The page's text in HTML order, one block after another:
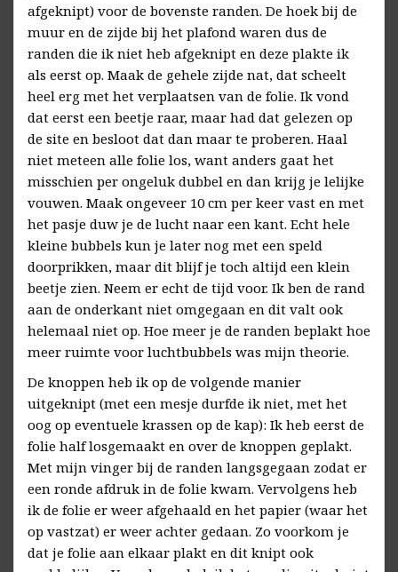
afgeknipt) voor de bovenste randen. De hoek bij de
muur en de zijde bij het plafond waren dus de
randen die ik niet heb afgeknipt en deze plakte ik
als eerst op. Maak de gehele zijde nat, dat scheelt
heel erg met het verplaatsen van de folie. Ik vond
dat eerst een beetje raar, maar had dat gelezen op
de site en besloot dat dan maar te proberen. Haal
niet meteen alle folie los, want anders gaat het
misschien per ongeluk dubbel en dan krijg je lelijke
vouwen. Maak ongeveer 10 cm per keer vast en met
het pasje duw je de lucht naar een kant. Echt hele
kleine bubbels kun je later nog met een speld
doorprikken, maar dit blijf je toch altijd een klein
beetje zien. Neem er echt de tijd voor. Ik ben de rand
aan de onderkant niet omgegaan en dit valt ook
helemaal niet op. Hoe meer je de randen beplakt hoe
meer ruimte voor luchtbubbels was mijn theorie.
De knoppen heb ik op de volgende manier
uitgeknipt (met een mesje durfde ik niet, met het
oog op eventuele krassen op de kap): Ik heb eerst de
folie half losgemaakt en over de knoppen geplakt.
Met mijn vinger bij de randen langsgegaan zodat er
een ronde afdruk in de folie kwam. Vervolgens heb
ik de folie er weer afgehaald en het papier (waar het
op vastzat) er weer achter gedaan. Zo voorkom je
dat je folie aan elkaar plakt en dit knipt ook